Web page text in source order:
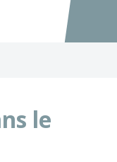
Accéder
le